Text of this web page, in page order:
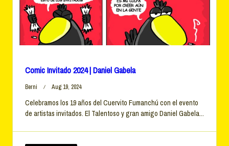
Comic Invitado 2024 | Daniel Gabela
Berni Aug 19, 2024
Celebramos los 19 años del Cuervito Fumanchú con el evento
de artistas invitados. El Talentoso y gran amigo Daniel Gabela...